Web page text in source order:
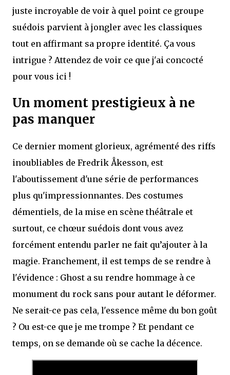
juste incroyable de voir à quel point ce groupe
suédois parvient à jongler avec les classiques
tout en affirmant sa propre identité. Ça vous
intrigue ? Attendez de voir ce que j'ai concocté
pour vous ici !
Un moment prestigieux à ne
pas manquer
Ce dernier moment glorieux, agrémenté des riffs
inoubliables de Fredrik Åkesson, est
l'aboutissement d'une série de performances
plus qu'impressionnantes. Des costumes
démentiels, de la mise en scène théâtrale et
surtout, ce chœur suédois dont vous avez
forcément entendu parler ne fait qu’ajouter à la
magie. Franchement, il est temps de se rendre à
l'évidence : Ghost a su rendre hommage à ce
monument du rock sans pour autant le déformer.
Ne serait-ce pas cela, l'essence même du bon goût
? Ou est-ce que je me trompe ? Et pendant ce
temps, on se demande où se cache la décence.